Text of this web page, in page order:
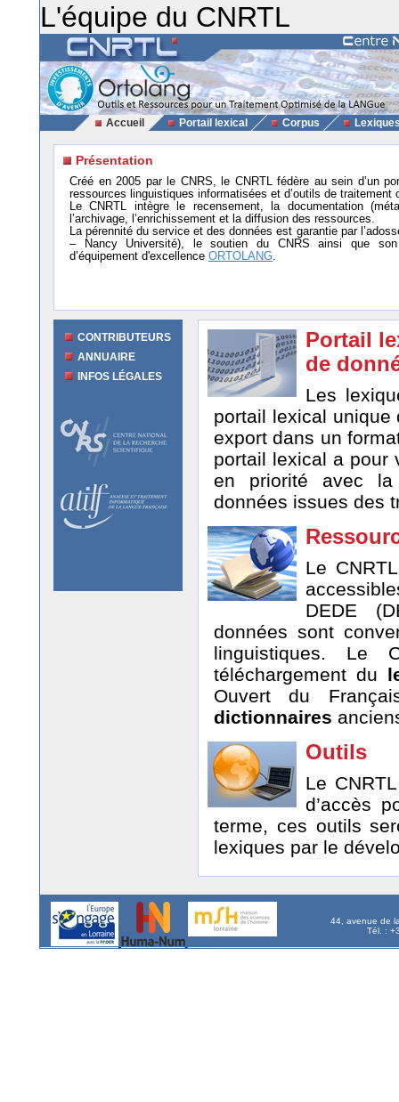
L'équipe du CNRTL
Accueil Portail lexical Corpus
Présentation
Créé en 2005 par le CNRS, le CNRTL fédère au sein d’un
ressources linguistiques informatisées et d’outils de traitement
Le CNRTL intègre le recensement, la documentation
l’archivage, l’enrichissement et la diffusion des ressources.
La pérennité du service et des données est garantie par
– Nancy Université), le soutien du CNRS ainsi que
d’équipement d'excellence ORTOLANG.
CONTRIBUTEURS
ANNUAIRE
INFOS LÉGALES
Portail
de
Les
portail lexical unique
export dans un
portail lexical a pour
en priorité avec la
données issues des
Le
DEDE
données sont
linguistiques. Le
téléchargement du
Ouvert du
dictionnaires
Outils
Le
d’accès
terme, ces outils
lexiques par le
44, avenue de
Tél. :